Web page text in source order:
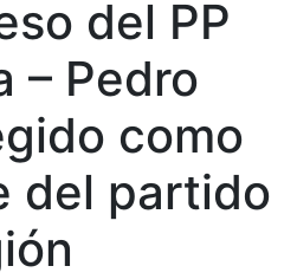
del PP
– Pedro
como
del partido